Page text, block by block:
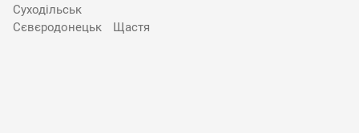
Суходільськ
Сєвєродонецьк
Щастя